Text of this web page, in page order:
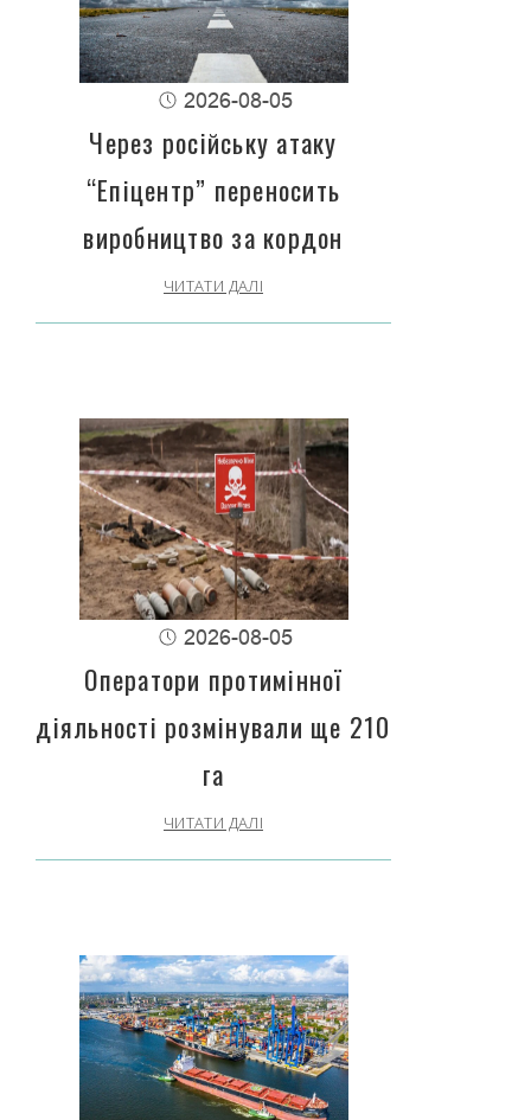
2026-08-05
Через російську атаку
“Епіцентр” переносить
виробництво за кордон
ЧИТАТИ ДАЛІ
2026-08-05
Оператори протимінної
діяльності розмінували ще 210
га
ЧИТАТИ ДАЛІ